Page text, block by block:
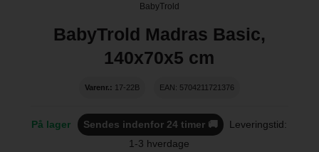
BabyTrold
BabyTrold Madras Basic,
140x70x5 cm
Varenr.: 17-22B EAN: 5704211721376
På lager Sendes indenfor 24 timer 🚚
Leveringstid:
1-3 hverdage